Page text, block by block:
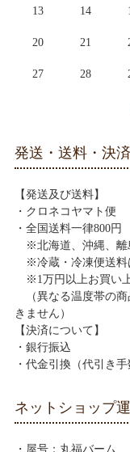
13 14
20 21
27 28
発送・送料・決済
【発送及び送料】
・クロネコヤマト便
・全国送料一律800円
※北海道、沖縄、離
※冷蔵・冷凍便送料
※1万円以上お買い
（異なる温度帯の商
きません）
【決済について】
・銀行振込
・代金引換（代引き手
ネットショップ
・屋号：丸福バーム